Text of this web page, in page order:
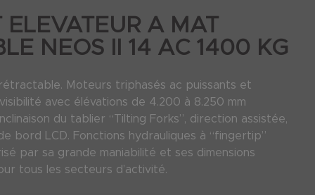
A MAT
NEOS II 14 AC 1400 KG
Moteurs triphasés ac puissants et
avec élévations de 4.200 à 8.250 mm
du tablier “Tilting Forks”, direction assistée,
bord LCD. Fonctions hydrauliques à “fingertip”
par sa grande maniabilité et ses dimensions
tous les secteurs d’activité.